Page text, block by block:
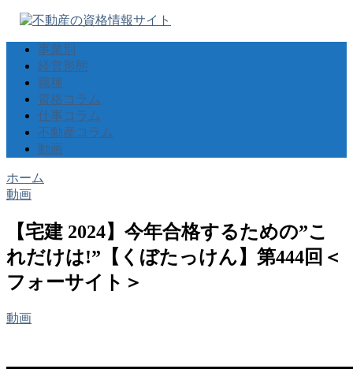
事業別
経営形態
職種
資格コラム
仕事コラム
不動産コラム
動画
ホーム
動画
【宅建 2024】今年合格するための”こ
れだけは!”【くぼたっけん】第444回＜
フォーサイト＞
動画